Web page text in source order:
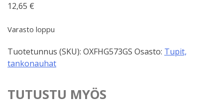
12,65 €
Varasto loppu
Tuotetunnus (SKU): OXFHG573GS Osasto: Tupit,
tankonauhat
TUTUSTU MYÖS